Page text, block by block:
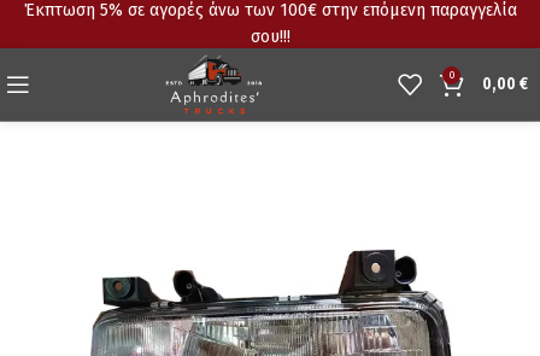
Έκπτωση 5% σε αγορές άνω των 100€ στην επόμενη παραγγελία
σου!!!
0 0,00 €